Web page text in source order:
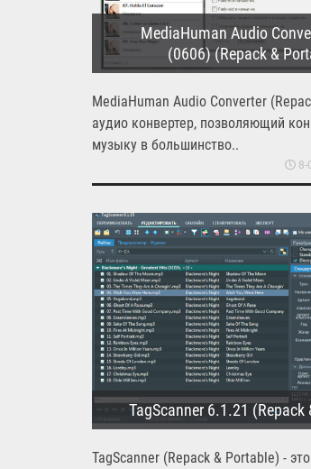
MediaHuman Audio
(0606) (Repack &
MediaHuman Audio Converter
аудио конвертер, позволяющий
музыку в большинство..
8-
TagScanner 6.1.21 (Repack
TagScanner (Repack & Portable) -